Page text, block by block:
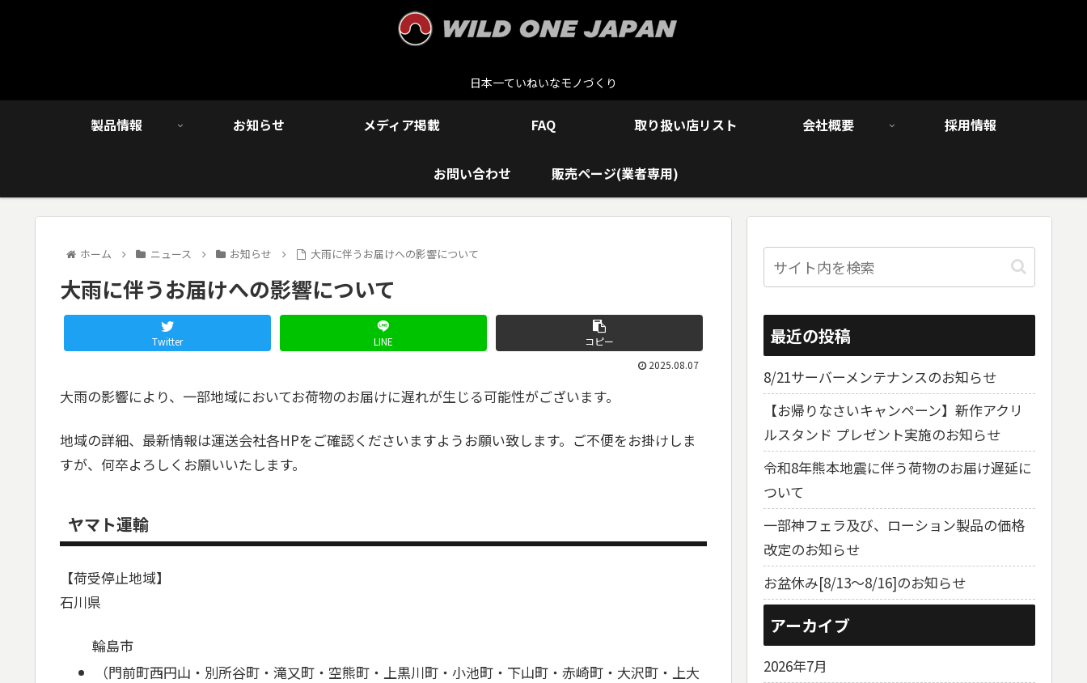
日本一ていねいなモノづくり
製品情報 お知らせ メディア掲載 FAQ 取り扱い店リスト 会社概要 採用情報
お問い合わせ 販売ページ(業者専用)
ホーム ニュース お知らせ 大雨に伴うお届けへの影響について
大雨に伴うお届けへの影響について
Twitter LINE
コピー
2025.08.07
大雨の影響により、一部地域においてお荷物のお届けに遅れが生じる可能性がございます。
地域の詳細、最新情報は運送会社各HPをご確認くださいますようお願い致します。ご不便をお掛けしま
すが、何卒よろしくお願いいたします。
ヤマト運輸
【荷受停止地域】
石川県
輪島市
（門前町西円山・別所谷町・滝又町・空熊町・上黒川町・小池町・下山町・赤崎町・大沢町・上大
最近の投稿
8/21サーバーメンテナンスのお知らせ
【お帰りなさいキャンペーン】新作アクリ
ルスタンド プレゼント実施のお知らせ
令和8年熊本地震に伴う荷物のお届け遅延に
ついて
一部神フェラ及び、ローション製品の価格
改定のお知らせ
お盆休み[8/13～8/16]のお知らせ
アーカイブ
2026年7月